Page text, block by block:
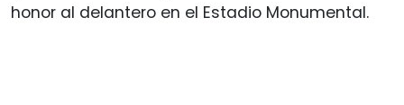
honor al delantero en el Estadio Monumental.